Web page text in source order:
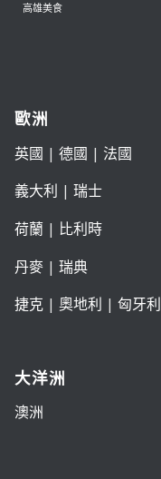
高雄美食
歐洲
英國 | 德國 | 法國
義大利 | 瑞士
荷蘭| 比利時
丹麥| 瑞典
捷克| 奧地利 | 匈牙利
大洋洲
澳洲